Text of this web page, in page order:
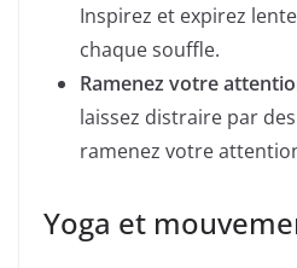
Inspirez et expirez
chaque souffle.
Ramenez votre
laissez distraire par
ramenez votre
Yoga et